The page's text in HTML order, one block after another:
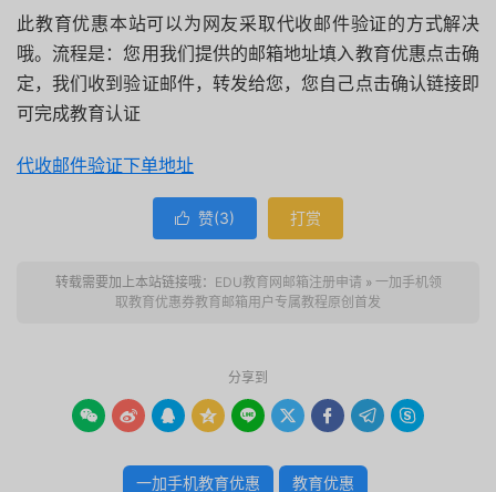
此教育优惠本站可以为网友采取代收邮件验证的方式解决
哦。流程是：您用我们提供的邮箱地址填入教育优惠点击确
定，我们收到验证邮件，转发给您，您自己点击确认链接即
可完成教育认证
代收邮件验证下单地址
 赞(3) 打赏
转载需要加上本站链接哦： EDU教育网邮箱注册申请 » 一加手机领
取教育优惠券教育邮箱用户专属教程原创首发
分享到
        
一加手机教育优惠 教育优惠